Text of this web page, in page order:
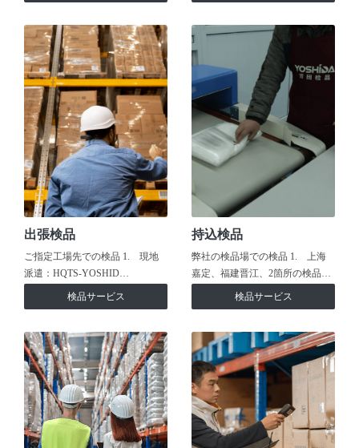
出張検品
ご指定工場先での検品 1. 現地
派遣：HQTS-YOSHID…
検品サービス
持込検品
弊社の検品場での検品 1. 上海
嘉定、福建晋江、2箇所の検品…
検品サービス